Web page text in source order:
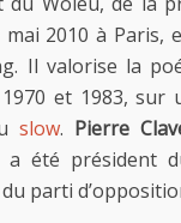
mai 2010 à Paris,
Il valorise la
et 1983, sur
slow. Pierre
été président
parti